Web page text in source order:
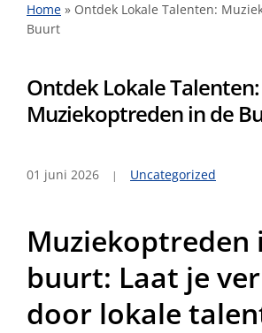
Home » Ontdek Lokale Talenten:
Buurt
Ontdek Lokale Talenten:
Muziekoptreden in de
01 juni 2026 Uncategorized
Muziekoptreden
buurt: Laat je
door lokale